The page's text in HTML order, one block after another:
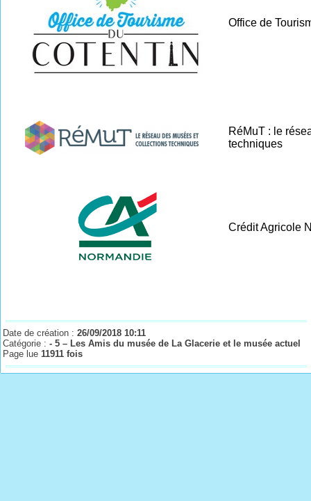
Office de
RéMuT : le
techniques
Crédit Agricole
Date de création :26/09/2018 10:11
Catégorie :- 5 – Les Amis du musée de La Glacerie et le musée actuel
Page lue11911 fois